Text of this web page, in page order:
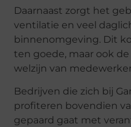
Daarnaast zorgt het
ventilatie en veel
binnenomgeving. Dit
ten goede, maar ook
welzijn van
Bedrijven die zich bij
profiteren bovendien
gepaard gaat met